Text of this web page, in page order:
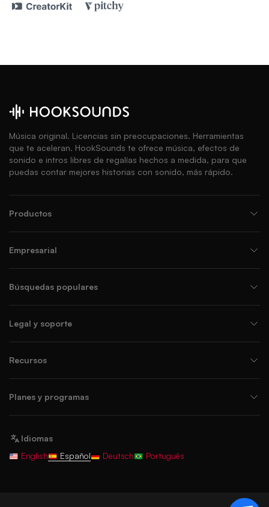
Música original. Licencias sin preocupaciones. Herramientas
que te aceleran. HookSounds te ofrece música, efectos de
sonido e intros libres de regalías hechos a medida, para que
puedas contar mejores historias con sonido, más rápido.
Productos
Empresarial
Búsquedas populares
Legal y soporte
Recursos
Planes y programas
Idiomas
English
Español Deutsch Português